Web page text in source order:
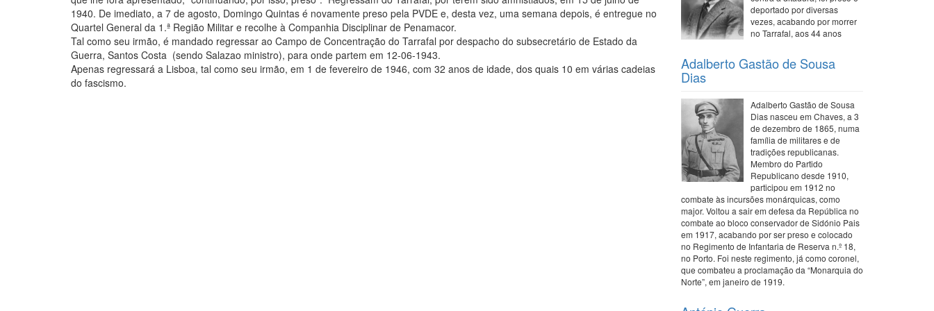
1940. De imediato, a 7 de agosto, Domingo Quintas é novamente preso pela PVDE e, desta vez, uma semana depois, é entregue no
Quartel General da 1.ª Região Militar e recolhe à Companhia Disciplinar de Penamacor.
Tal como seu irmão, é mandado regressar ao Campo de Concentração do Tarrafal por despacho do subsecretário de Estado da
Guerra, Santos Costa (sendo Salazao ministro), para onde partem em 12-06-1943.
Apenas regressará a Lisboa, tal como seu irmão, em 1 de fevereiro de 1946, com 32 anos de idade, dos quais 10 em várias cadeias
do fascismo.
deportado por diversas
vezes, acabando por morrer
no Tarrafal, aos 44 anos
Adalberto Gastão de Sousa
Dias
Adalberto Gastão de Sousa
Dias nasceu em Chaves, a 3
de dezembro de 1865, numa
família de militares e de
tradições republicanas.
Membro do Partido
Republicano desde 1910,
participou em 1912 no
combate às incursões monárquicas, como
major. Voltou a sair em defesa da República no
combate ao bloco conservador de Sidónio Pais
em 1917, acabando por ser preso e colocado
no Regimento de Infantaria de Reserva n.º 18,
no Porto. Foi neste regimento, já como coronel,
que combateu a proclamação da “Monarquia do
Norte”, em janeiro de 1919.